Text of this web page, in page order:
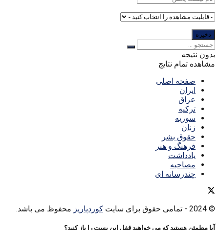
بدون نتیجه
مشاهده تمام نتایج
صفحه اصلی
ایران
عراق
ترکیه
سوریه
زنان
حقوق بشر
فرهنگ و هنر
یادداشت
مصاحبه
چندرسانه ای
© 2024 - تمامی حقوق برای سایت کوردپاریز محفوظ می باشد.
آیا مطمئن هستید که می خواهید قفل این پست را باز کنید؟